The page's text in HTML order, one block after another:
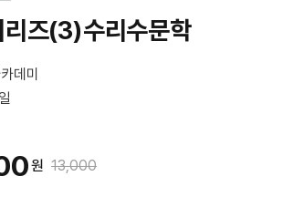
리즈(3)수리수문학
데미
원 13,000